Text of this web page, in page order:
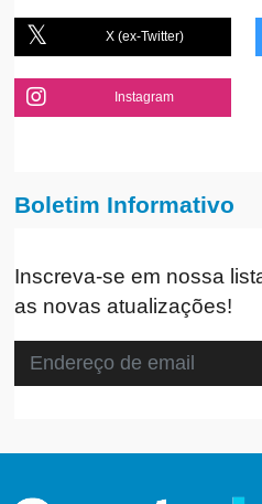
X (ex-Twitter)
Instagram
Boletim Informativo
Inscreva-se em nossa
as novas atualizações!